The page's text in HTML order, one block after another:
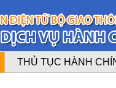
THỦ TỤC HÀNH